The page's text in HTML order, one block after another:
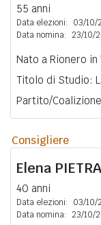
55 anni
Data elezioni:
03/10/
Data nomina: 23/10/
Nato a Rionero in
Titolo di Studio:
Partito/
Consigliere
Elena
40 anni
Data elezioni:
03/10/
Data nomina: 23/10/